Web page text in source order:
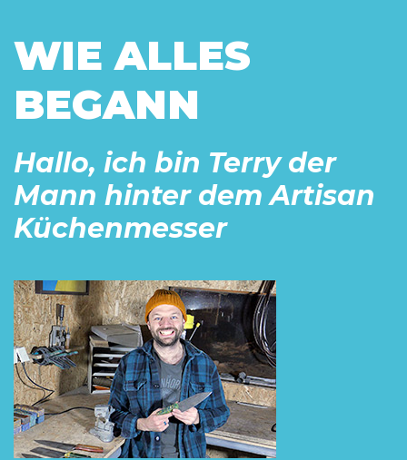
WIE ALLES
BEGANN
Hallo, ich bin Terry der
Mann hinter dem Artisan
Küchenmesser